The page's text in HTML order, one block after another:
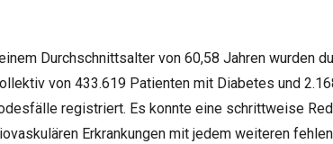
Durchschnittsalter von 60,58 Jahren wurden
von 433.619 Patienten mit Diabetes und
registriert. Es konnte eine schrittweise
Erkrankungen mit jedem weiteren